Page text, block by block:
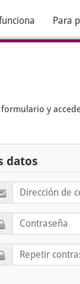
Para
y
datos